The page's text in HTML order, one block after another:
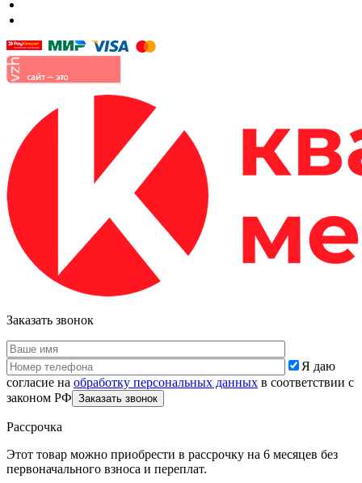
Заказать звонок
Я даю
согласие на обработку персональных данных в соответствии с
законом РФ
Рассрочка
Этот товар можно приобрести в рассрочку на 6 месяцев без
первоначального взноса и переплат.